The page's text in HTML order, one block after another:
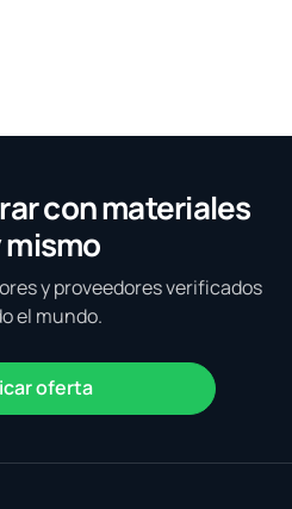
con materiales
mismo
y proveedores verificados
el mundo.
oferta